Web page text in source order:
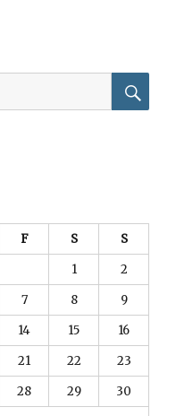
F S
S
1
2
7 8
9
14 15
16
21 22
23
28 29
30